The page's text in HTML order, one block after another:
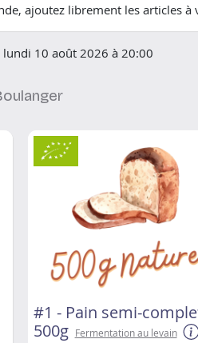
ajoutez librement les articles
10 août 2026 à 20:00
#1 - Pain semi-
500g Fermentation au levain